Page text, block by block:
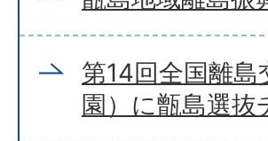
第14回全国離
園）に甑島選